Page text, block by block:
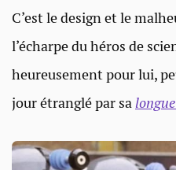
C’est le design et le
l’écharpe du héros de
heureusement pour lui,
jour étranglé par sa